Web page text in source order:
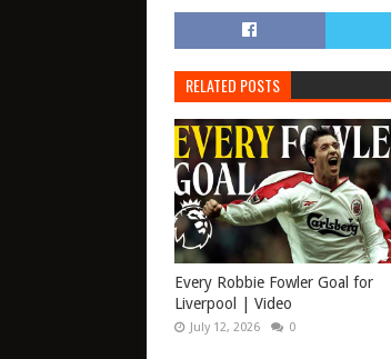
RELATED POSTS
Every Robbie Fowler Goal for
Liverpool | Video
July 12, 2026 0